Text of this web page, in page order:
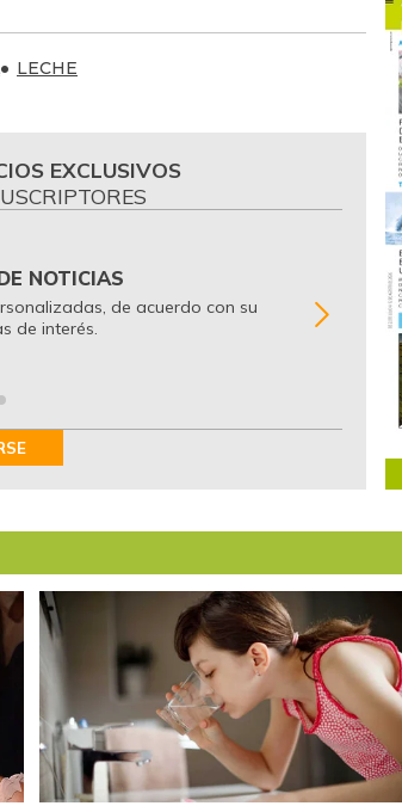
LECHE
EXCLUSIVOS
NOTICIAS
de acuerdo con su
de interés.